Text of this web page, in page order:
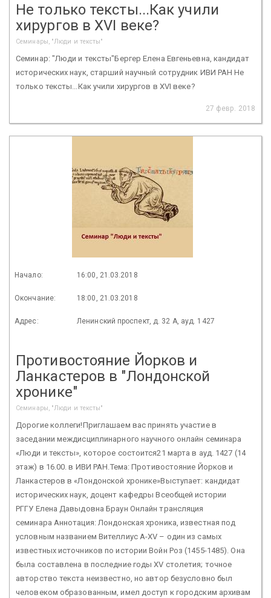
Не только тексты...Как учили
хирургов в XVI веке?
Семинары, "Люди и тексты"
Семинар: "Люди и тексты"Бергер Елена Евгеньевна, кандидат
исторических наук, старший научный сотрудник ИВИ РАН Не
только тексты...Как учили хирургов в XVI веке?
27 февр. 2018
Начало: 16:00, 21.03.2018
Окончание: 18:00, 21.03.2018
Адрес: Ленинский проспект, д. 32 А, ауд. 1427
Противостояние Йорков и
Ланкастеров в "Лондонской
хронике"
Семинары, "Люди и тексты"
Дорогие коллеги!Приглашаем вас принять участие в
заседании междисциплинарного научного онлайн семинара
«Люди и тексты», которое состоится21 марта в ауд. 1427 (14
этаж) в 16.00. в ИВИ РАН.Тема: Противостояние Йорков и
Ланкастеров в «Лондонской хронике»Выступает: кандидат
исторических наук, доцент кафедры Всеобщей истории
РГГУ Елена Давыдовна Браун Онлайн трансляция
семинара Аннотация: Лондонская хроника, известная под
условным названием Вителлиус А-XV – один из самых
известных источников по истории Войн Роз (1455-1485). Она
была составлена в последние годы XV столетия; точное
авторство текста неизвестно, но автор безусловно был
человеком образованным, имел доступ к городским архивам